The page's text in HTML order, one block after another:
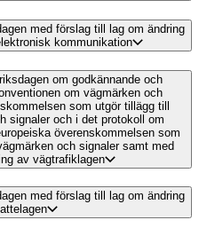
med förslag till lag om ändring
kommunikation
om godkännande och
om vägmärken och
som utgör tillägg till
signaler och i det protokoll om
överenskommelsen som
och signaler samt med
av vägtrafiklagen
med förslag till lag om ändring